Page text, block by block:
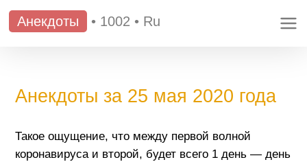
Анекдоты • 1002 • Ru
Анекдоты за 25 мая 2020 года
Такое ощущение, что между первой волной
коронавируса и второй, будет всего 1 день — день